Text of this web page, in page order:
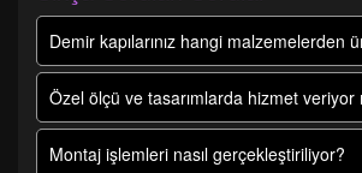
Demir kapılarınız hangi malzemelerden
Özel ölçü ve tasarımlarda hizmet veriyor
Montaj işlemleri nasıl gerçekleştiriliyor?